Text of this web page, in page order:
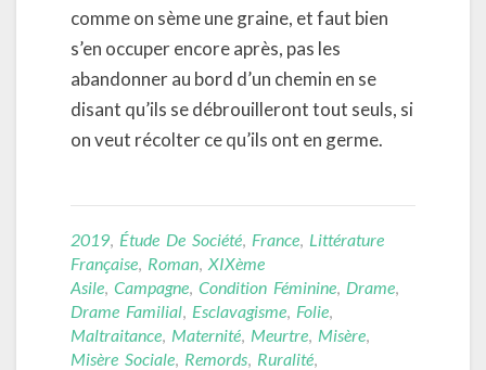
comme on sème une graine, et faut bien
s’en occuper encore après, pas les
abandonner au bord d’un chemin en se
disant qu’ils se débrouilleront tout seuls, si
on veut récolter ce qu’ils ont en germe.
2019 Étude De Société France Littérature
Française Roman XIXème
Asile Campagne Condition Féminine Drame
Drame Familial Esclavagisme Folie
Maltraitance Maternité Meurtre Misère
Misère Sociale Remords Ruralité